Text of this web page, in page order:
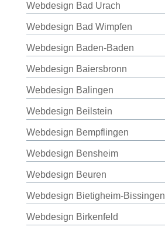
Webdesign Bad Urach
Webdesign Bad Wimpfen
Webdesign Baden-Baden
Webdesign Baiersbronn
Webdesign Balingen
Webdesign Beilstein
Webdesign Bempflingen
Webdesign Bensheim
Webdesign Beuren
Webdesign Bietigheim-Bissingen
Webdesign Birkenfeld